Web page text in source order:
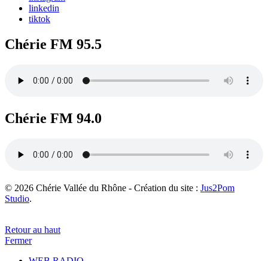
linkedin
tiktok
Chérie FM 95.5
Chérie FM 94.0
© 2026 Chérie Vallée du Rhône - Création du site : Jus2Pom
Studio.
Retour au haut
Fermer